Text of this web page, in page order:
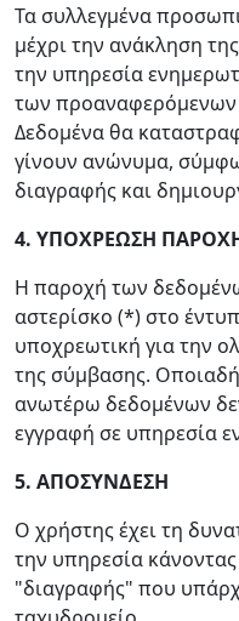
Τα συλλεγμένα
μέχρι την ανάκληση
την υπηρεσία
των
Δεδομένα θα
γίνουν ανώνυμα,
διαγραφής και
4. ΥΠΟΧΡΕΩΣΗ
Η παροχή των
αστερίσκο (*) στο
υποχρεωτική για την
της σύμβασης.
ανωτέρω δεδομένων
εγγραφή σε υπηρεσία
5. ΑΠΟΣΥΝΔΕΣΗ
Ο χρήστης έχει τη
την υπηρεσία
"διαγραφής" που